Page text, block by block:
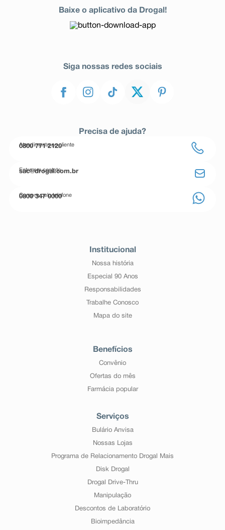
Baixe o aplicativo da Drogal!
Siga nossas redes sociais
Precisa de ajuda?
Atendimento ao cliente
0800 771 2120
Entre em contato
sac@drogal.com.br
Compre pelo telefone
0800 347 0000
Institucional
Nossa história
Especial 90 Anos
Responsabilidades
Trabalhe Conosco
Mapa do site
Benefícios
Convênio
Ofertas do mês
Farmácia popular
Serviços
Bulário Anvisa
Nossas Lojas
Programa de Relacionamento Drogal Mais
Disk Drogal
Drogal Drive-Thru
Manipulação
Descontos de Laboratório
Bioimpedância